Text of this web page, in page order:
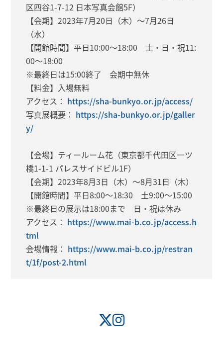
区四谷1-7-12 日本写真会館5F）
【会期】2023年7月20日（木）～7月26日
（水）
【開館時間】平日10:00～18:00 土・日・祝11:
00～18:00
※最終日は15:00終了 会期中無休
【料金】入場無料
アクセス： https://sha-bunkyo.or.jp/access/
写真展概要： https://sha-bunkyo.or.jp/galler
y/
【会場】ティールーム花（東京都千代田区一ツ
橋1-1-1 パレスサイドビル1F）
【会期】2023年8月3日（木）～8月31日（木）
【開館時間】平日8:00～18:30 土9:00～15:00
※最終日の展示は18:00まで 日・祝は休み
アクセス： https://www.mai-b.co.jp/access.h
tml
会場情報： https://www.mai-b.co.jp/restran
t/1f/post-2.html